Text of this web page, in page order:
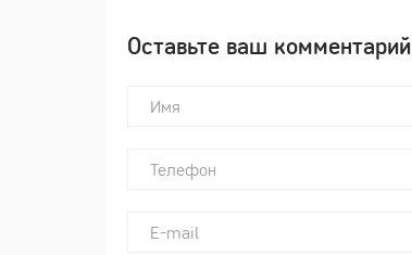
Оставьте ваш комментарий